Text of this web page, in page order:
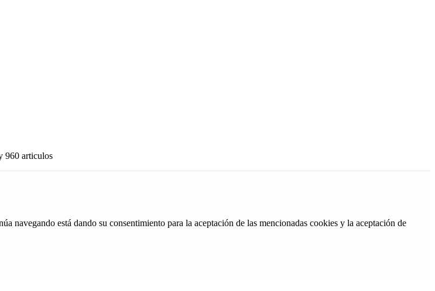
960 articulos
navegando está dando su consentimiento para la aceptación de las mencionadas cookies y la aceptación de